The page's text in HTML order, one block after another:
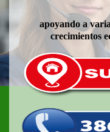
apoyando a
crecimientos